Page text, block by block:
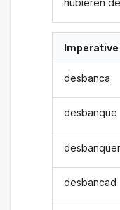
hubieren
Imperative
desbanca
desbanque
desbancad